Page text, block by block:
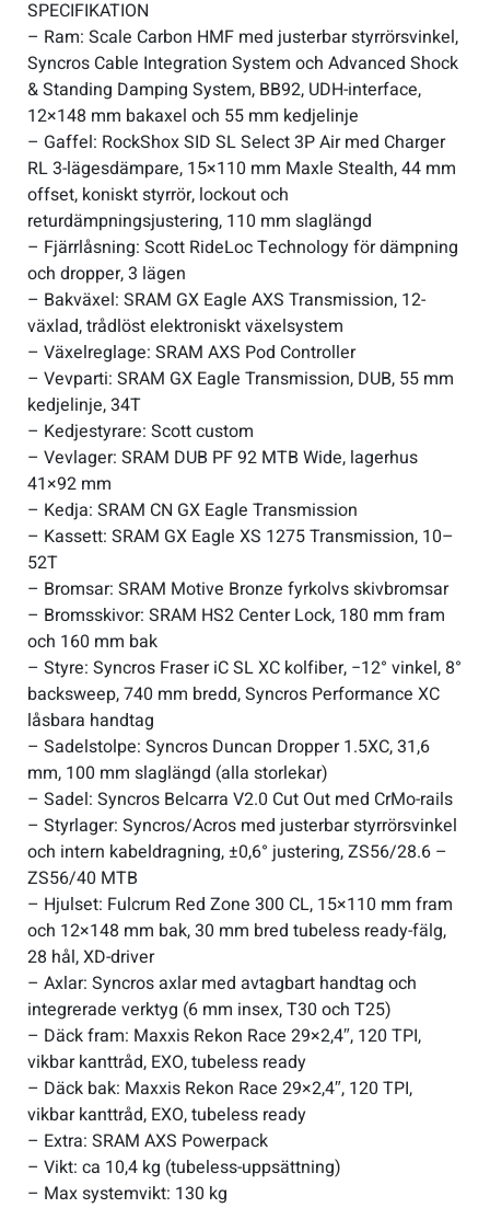
SPECIFIKATION
– Ram: Scale Carbon HMF med justerbar styrrörsvinkel,
Syncros Cable Integration System och Advanced Shock
& Standing Damping System, BB92, UDH-interface,
12×148 mm bakaxel och 55 mm kedjelinje
– Gaffel: RockShox SID SL Select 3P Air med Charger
RL 3-lägesdämpare, 15×110 mm Maxle Stealth, 44 mm
offset, koniskt styrrör, lockout och
returdämpningsjustering, 110 mm slaglängd
– Fjärrlåsning: Scott RideLoc Technology för dämpning
och dropper, 3 lägen
– Bakväxel: SRAM GX Eagle AXS Transmission, 12-
växlad, trådlöst elektroniskt växelsystem
– Växelreglage: SRAM AXS Pod Controller
– Vevparti: SRAM GX Eagle Transmission, DUB, 55 mm
kedjelinje, 34T
– Kedjestyrare: Scott custom
– Vevlager: SRAM DUB PF 92 MTB Wide, lagerhus
41×92 mm
– Kedja: SRAM CN GX Eagle Transmission
– Kassett: SRAM GX Eagle XS 1275 Transmission, 10–
52T
– Bromsar: SRAM Motive Bronze fyrkolvs skivbromsar
– Bromsskivor: SRAM HS2 Center Lock, 180 mm fram
och 160 mm bak
– Styre: Syncros Fraser iC SL XC kolfiber, −12° vinkel, 8°
backsweep, 740 mm bredd, Syncros Performance XC
låsbara handtag
– Sadelstolpe: Syncros Duncan Dropper 1.5XC, 31,6
mm, 100 mm slaglängd (alla storlekar)
– Sadel: Syncros Belcarra V2.0 Cut Out med CrMo-rails
– Styrlager: Syncros/Acros med justerbar styrrörsvinkel
och intern kabeldragning, ±0,6° justering, ZS56/28.6 –
ZS56/40 MTB
– Hjulset: Fulcrum Red Zone 300 CL, 15×110 mm fram
och 12×148 mm bak, 30 mm bred tubeless ready-fälg,
28 hål, XD-driver
– Axlar: Syncros axlar med avtagbart handtag och
integrerade verktyg (6 mm insex, T30 och T25)
– Däck fram: Maxxis Rekon Race 29×2,4″, 120 TPI,
vikbar kanttråd, EXO, tubeless ready
– Däck bak: Maxxis Rekon Race 29×2,4″, 120 TPI,
vikbar kanttråd, EXO, tubeless ready
– Extra: SRAM AXS Powerpack
– Vikt: ca 10,4 kg (tubeless-uppsättning)
– Max systemvikt: 130 kg